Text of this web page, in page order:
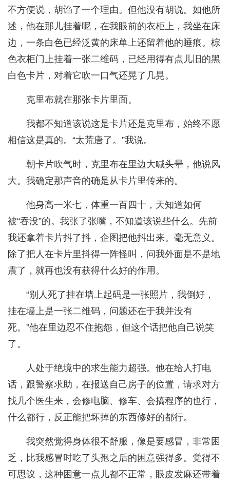
不方便说，胡诌了一个理由。但他没有胡说。如他所
述，他在那儿挂着呢，在我眼前的衣柜上，我坐在床
边，一条白色已经泛黄的床单上还留着他的睡痕。棕
色衣柜门上挂着一张二维码，已经用得有点儿旧的黑
白色卡片，对着它吹一口气还晃了几晃。
克里布就在那张卡片里面。
我都不知道该说这是卡片还是克里布，始终不愿
相信这是真的。“太荒唐了。”我说。
朝卡片吹气时，克里布在里边大喊头晕，他说风
大。我确定那声音的确是从卡片里传来的。
他身高一米七，体重一百四十，天知道如何
被“吞没”的。我张了张嘴，不知道该说些什么。先前
我还拿着卡片抖了抖，企图把他抖出来。毫无意义。
除了把人在卡片里抖得一阵怪叫，问我外面是不是地
震了，就再也没有获得什么好的作用。
“别人死了挂在墙上起码是一张照片，我倒好，
挂在墙上是一张二维码，问题还在于我并没有
死。”他在里边忍不住抱怨，但这个话把他自己说笑
了。
人处于绝境中的求生能力超强。他在给人打电
话，跟警察求助，在报送自己房子的位置，请求对方
找几个医生来，会修电脑、修车、会搞程序的也行，
什么都行，反正能把坏掉的东西修好的都行。
我突然觉得身体很不舒服，像是要感冒，非常困
乏，比我感冒时吃了头孢之后的困意强得多。觉得不
可思议，这种困意一点儿都不正常，眼皮发麻还带着